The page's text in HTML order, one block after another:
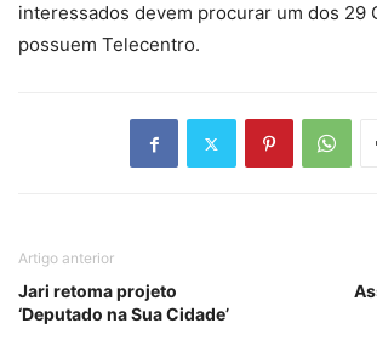
interessados devem procurar um dos 29
possuem Telecentro.
Artigo anterior
Jari retoma projeto
‘Deputado na Sua Cidade’